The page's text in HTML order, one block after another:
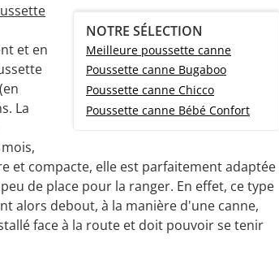
NOTRE SÉLECTION
Meilleure poussette canne
Poussette canne Bugaboo
Poussette canne Chicco
Poussette canne Bébé Confort
et en
La
et compacte, elle est parfaitement adaptée
de place pour la ranger. En effet, ce type
alors debout, à la manière d'une canne,
face à la route et doit pouvoir se tenir